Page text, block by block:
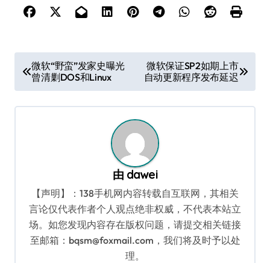
章
导
微软“野蛮”发家史曝光
曾清剿DOS和Linux
微软保证SP2如期上市
自动更新程序发布延迟
由 dawei
【声明】：138手机网内容转载自互联网，其相关
言论仅代表作者个人观点绝非权威，不代表本站立
场。如您发现内容存在版权问题，请提交相关链接
至邮箱：bqsm@foxmail.com，我们将及时予以处
理。